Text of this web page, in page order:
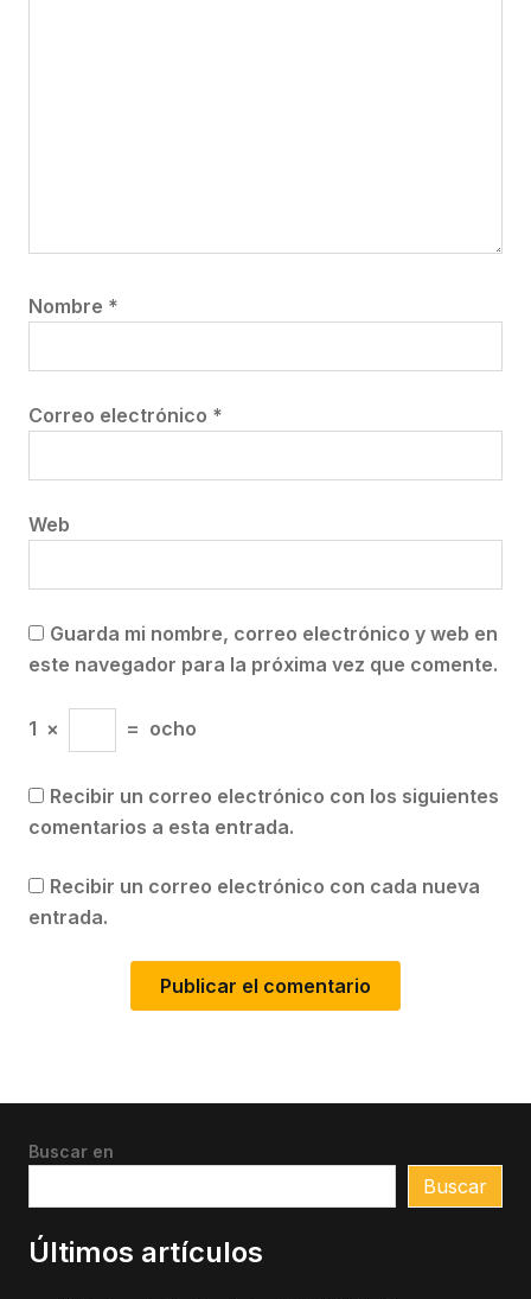
Nombre *
Correo electrónico *
Web
Guarda mi nombre, correo electrónico y web en
este navegador para la próxima vez que comente.
1 × = ocho
Recibir un correo electrónico con los siguientes
comentarios a esta entrada.
Recibir un correo electrónico con cada nueva
entrada.
Buscar en
Buscar
Últimos artículos